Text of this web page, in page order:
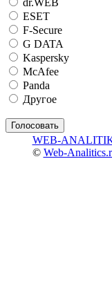
ESET
F-Secure
G DATA
Kaspersky
McAfee
Panda
Другое
WEB-
© Web-